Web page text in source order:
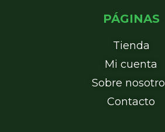
PÁGINAS
Tienda
Mi cuenta
Sobre
Contacto